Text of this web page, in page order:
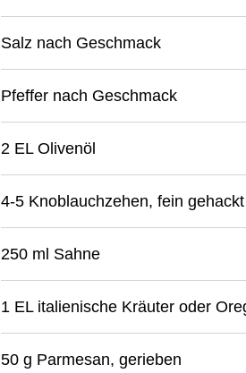
Salz nach Geschmack
Pfeffer nach Geschmack
2 EL Olivenöl
4-5 Knoblauchzehen, fein gehackt
250 ml Sahne
1 EL italienische Kräuter oder
50 g Parmesan, gerieben